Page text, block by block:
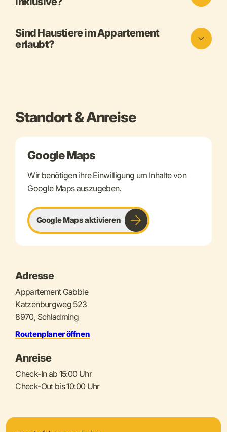
Sind Haustiere im Appartement
erlaubt?
Standort & Anreise
Google Maps
Wir benötigen ihre Einwilligung um Inhalte von
Google Maps auszugeben.
Google Maps aktivieren
Adresse
Appartement Gabbie
Katzenburgweg 523
8970, Schladming
Routenplaner öffnen
Anreise
Check-In ab 15:00 Uhr
Check-Out bis 10:00 Uhr